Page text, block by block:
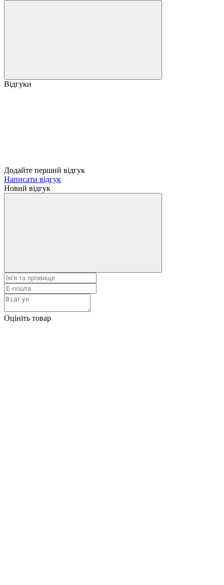
Відгуки
Додайте перший відгук
Написати відгук
Новий відгук
Оцініть товар